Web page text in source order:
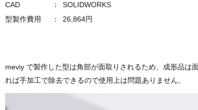
CAD
：
SOLIDWORKS
型製作費用
： 26,864円
meviy で製作した型は角部が面取りされるため、成形品は
れば手加工で除去できるので使用上は問題ありません。